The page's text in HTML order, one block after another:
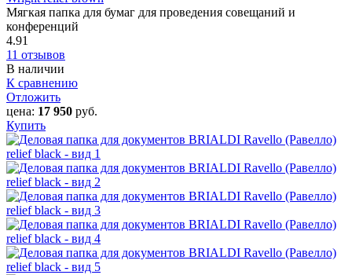
Мягкая папка для бумаг для проведения совещаний и
конференций
4.91
11 отзывов
В наличии
К сравнению
Отложить
цена: 17 950 руб.
Купить